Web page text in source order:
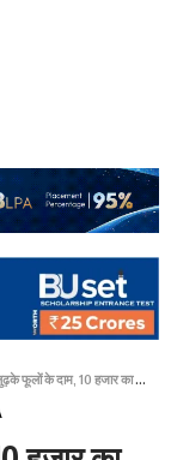
10 हजार का बक्सा दो हजार में बेचने को किसान मजबूर